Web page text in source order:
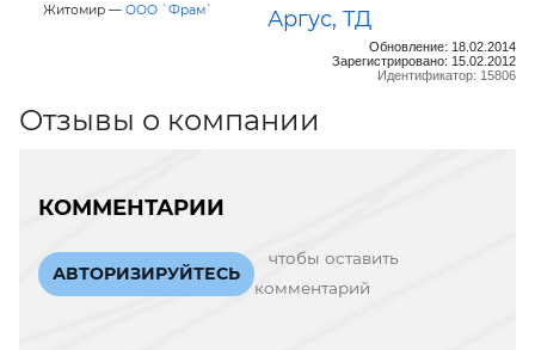
Житомир — ООО `Фрам`
Аргус, ТД
Обновление: 18.02.2014
Зарегистрировано: 15.02.2012
Идентификатор: 15806
Отзывы о компании
КОММЕНТАРИИ
АВТОРИЗИРУЙТЕСЬ
чтобы оставить
комментарий